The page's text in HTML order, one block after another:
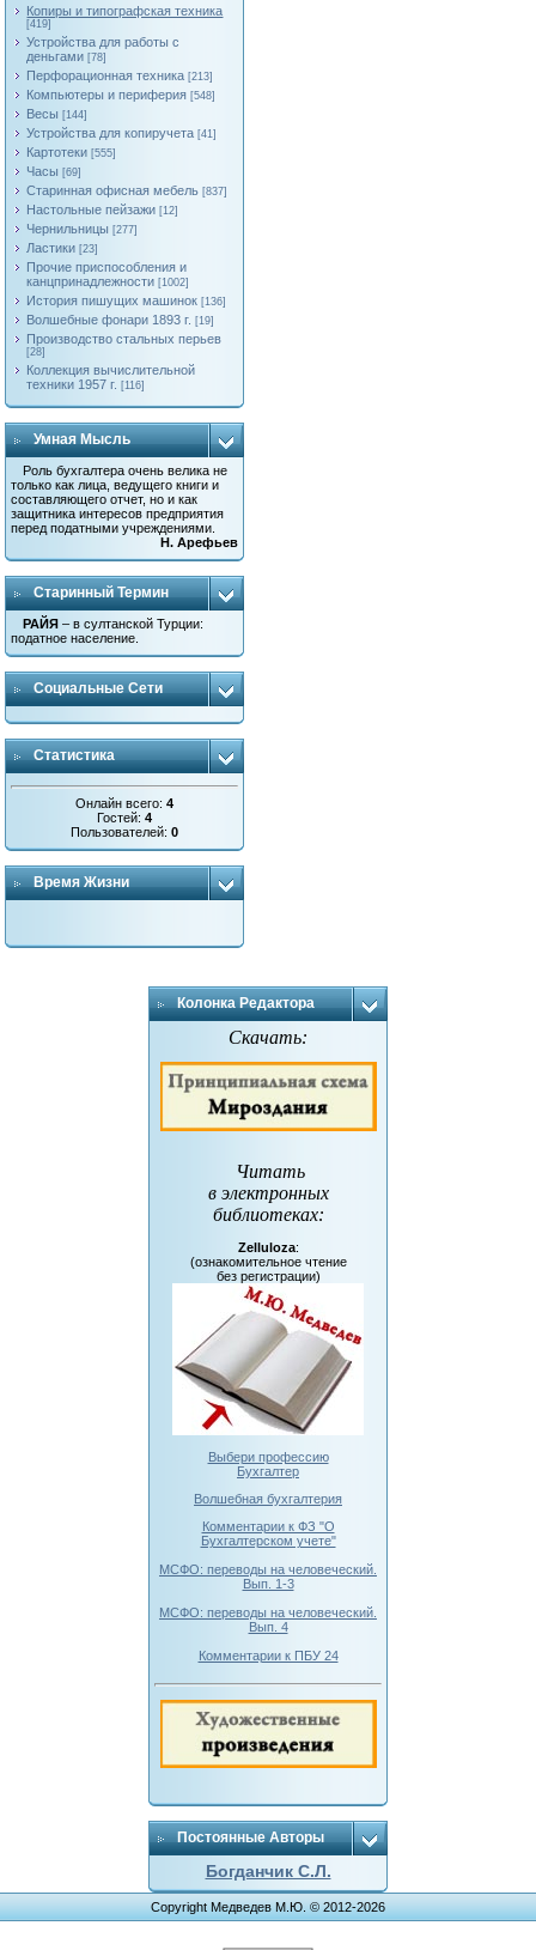
Копиры и типографская техника
[419]
Устройства для работы с
деньгами [78]
Перфорационная техника [213]
Компьютеры и периферия [548]
Весы [144]
Устройства для копиручета [41]
Картотеки [555]
Часы [69]
Старинная офисная мебель [837]
Настольные пейзажи [12]
Чернильницы [277]
Ластики [23]
Прочие приспособления и
канцпринадлежности [1002]
История пишущих машинок [136]
Волшебные фонари 1893 г. [19]
Производство стальных перьев
[28]
Коллекция вычислительной
техники 1957 г. [116]
Умная Мысль
Роль бухгалтера очень велика не
только как лица, ведущего книги и
составляющего отчет, но и как
защитника интересов предприятия
перед податными учреждениями.
Н. Арефьев
Старинный Термин
РАЙЯ – в султанской Турции:
податное население.
Социальные Сети
Статистика
Онлайн всего:4
Гостей:4
Пользователей:0
Время Жизни
Колонка Редактора
Скачать:
Читать
в электронных
библиотеках:
Zelluloza:
(ознакомительное чтение
без регистрации)
Выбери профессию
Бухгалтер
Волшебная бухгалтерия
Комментарии к ФЗ "О
Бухгалтерском учете"
МСФО: переводы на человеческий.
Вып. 1-3
МСФО: переводы на человеческий.
Вып. 4
Комментарии к ПБУ 24
Постоянные Авторы
Богданчик С.Л.
Copyright Медведев М.Ю. © 2012-2026